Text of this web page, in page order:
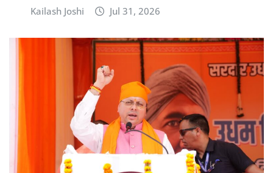
Kailash Joshi Jul 31, 2026